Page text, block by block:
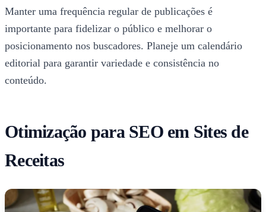
Manter uma frequência regular de publicações é
importante para fidelizar o público e melhorar o
posicionamento nos buscadores. Planeje um calendário
editorial para garantir variedade e consistência no
conteúdo.
Otimização para SEO em Sites de
Receitas